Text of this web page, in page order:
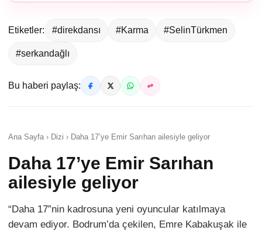
Etiketler: #direkdansı #Karma #SelinTürkmen
#serkandağlı
Bu haberi paylaş:
Ana Sayfa › Dizi › Daha 17’ye Emir Sarıhan ailesiyle geliyor
Daha 17’ye Emir Sarıhan
ailesiyle geliyor
“Daha 17”nin kadrosuna yeni oyuncular katılmaya
devam ediyor. Bodrum’da çekilen, Emre Kabakuşak ile